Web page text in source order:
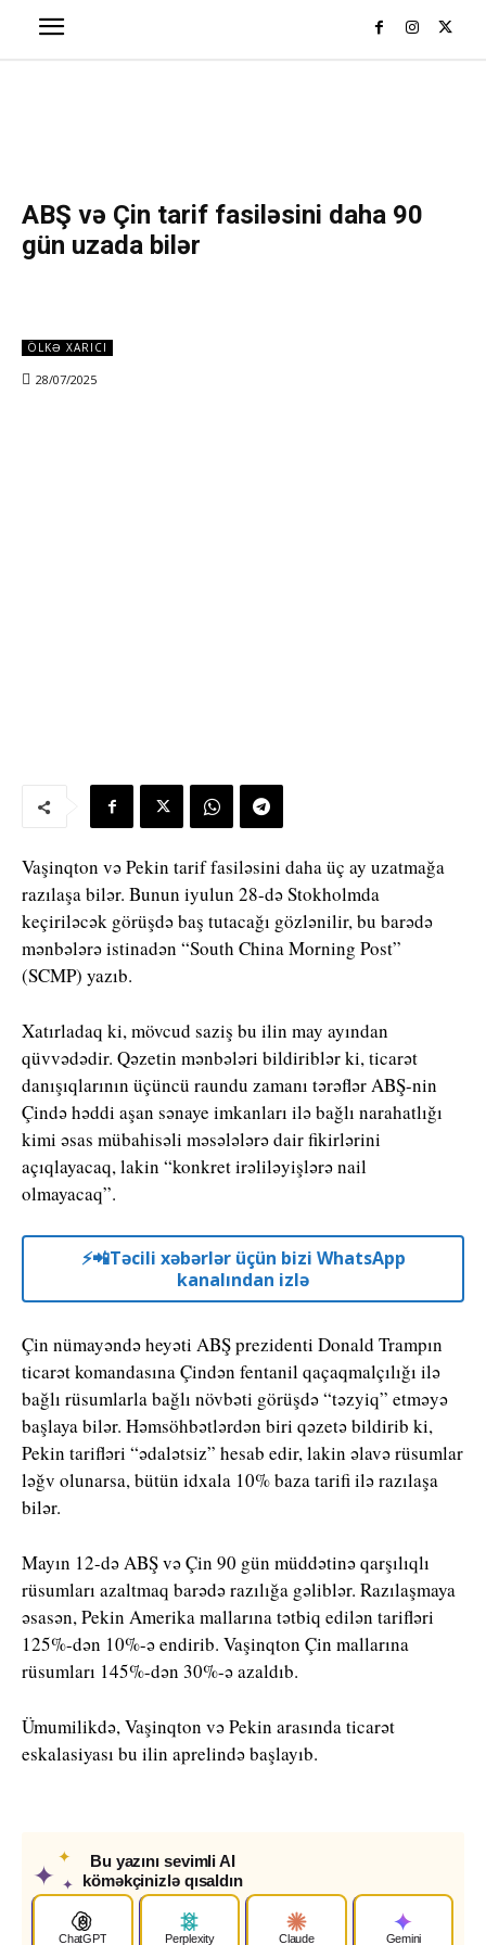
ABŞ və Çin tarif fasiləsini daha 90
gün uzada bilər
ÖLKƏ XARICI
28/07/2025
Vaşinqton və Pekin tarif fasiləsini daha üç ay uzatmağa
razılaşa bilər. Bunun iyulun 28-də Stokholmda
keçiriləcək görüşdə baş tutacağı gözlənilir, bu barədə
mənbələrə istinadən “South China Morning Post”
(SCMP) yazıb.
Xatırladaq ki, mövcud saziş bu ilin may ayından
qüvvədədir. Qəzetin mənbələri bildiriblər ki, ticarət
danışıqlarının üçüncü raundu zamanı tərəflər ABŞ-nin
Çində həddi aşan sənaye imkanları ilə bağlı narahatlığı
kimi əsas mübahisəli məsələlərə dair fikirlərini
açıqlayacaq, lakin “konkret irəliləyişlərə nail
olmayacaq”.
⚡️📲Təcili xəbərlər üçün bizi WhatsApp
kanalından izlə
Çin nümayəndə heyəti ABŞ prezidenti Donald Trampın
ticarət komandasına Çindən fentanil qaçaqmalçılığı ilə
bağlı rüsumlarla bağlı növbəti görüşdə “təzyiq” etməyə
başlaya bilər. Həmsöhbətlərdən biri qəzetə bildirib ki,
Pekin tarifləri “ədalətsiz” hesab edir, lakin əlavə rüsumlar
ləğv olunarsa, bütün idxala 10% baza tarifi ilə razılaşa
bilər.
Mayın 12-də ABŞ və Çin 90 gün müddətinə qarşılıqlı
rüsumları azaltmaq barədə razılığa gəliblər. Razılaşmaya
əsasən, Pekin Amerika mallarına tətbiq edilən tarifləri
125%-dən 10%-ə endirib. Vaşinqton Çin mallarına
rüsumları 145%-dən 30%-ə azaldıb.
Ümumilikdə, Vaşinqton və Pekin arasında ticarət
eskalasiyası bu ilin aprelində başlayıb.
✦
✦
✦
Bu yazını sevimli AI
köməkçinizlə qısaldın
ChatGPT Perplexity Claude Gemini